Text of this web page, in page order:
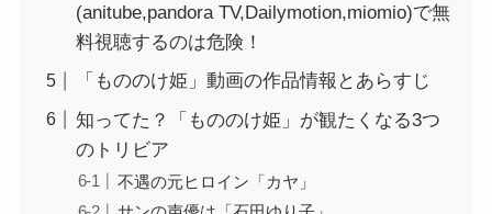
(anitube,pandora TV,Dailymotion,miomio)で無
料視聴するのは危険！
「もののけ姫」動画の作品情報とあらすじ
知ってた？「もののけ姫」が観たくなる3つ
のトリビア
不遇の元ヒロイン「カヤ」